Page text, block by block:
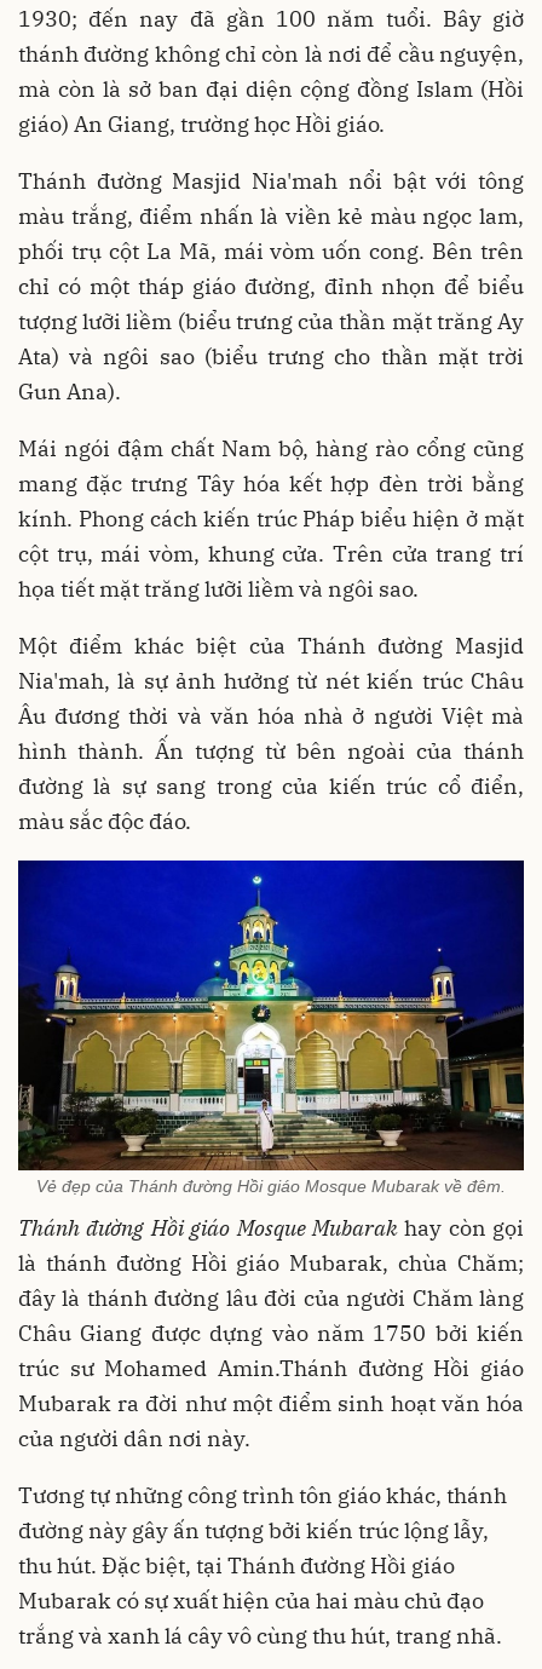
1930; đến nay đã gần 100 năm tuổi. Bây giờ
thánh đường không chỉ còn là nơi để cầu nguyện,
mà còn là sở ban đại diện cộng đồng Islam (Hồi
giáo) An Giang, trường học Hồi giáo.
Thánh đường Masjid Nia'mah nổi bật với tông
màu trắng, điểm nhấn là viền kẻ màu ngọc lam,
phối trụ cột La Mã, mái vòm uốn cong. Bên trên
chỉ có một tháp giáo đường, đỉnh nhọn để biểu
tượng lưỡi liềm (biểu trưng của thần mặt trăng Ay
Ata) và ngôi sao (biểu trưng cho thần mặt trời
Gun Ana).
Mái ngói đậm chất Nam bộ, hàng rào cổng cũng
mang đặc trưng Tây hóa kết hợp đèn trời bằng
kính. Phong cách kiến trúc Pháp biểu hiện ở mặt
cột trụ, mái vòm, khung cửa. Trên cửa trang trí
họa tiết mặt trăng lưỡi liềm và ngôi sao.
Một điểm khác biệt của Thánh đường Masjid
Nia'mah, là sự ảnh hưởng từ nét kiến trúc Châu
Âu đương thời và văn hóa nhà ở người Việt mà
hình thành. Ấn tượng từ bên ngoài của thánh
đường là sự sang trong của kiến trúc cổ điển,
màu sắc độc đáo.
Vẻ đẹp của Thánh đường Hồi giáo Mosque Mubarak về đêm.
Thánh đường Hồi giáo Mosque Mubarakhay còn gọi
là thánh đường Hồi giáo Mubarak, chùa Chăm;
đây là thánh đường lâu đời của người Chăm làng
Châu Giang được dựng vào năm 1750 bởi kiến
trúc sư Mohamed Amin.Thánh đường Hồi giáo
Mubarak ra đời như một điểm sinh hoạt văn hóa
của người dân nơi này.
Tương tự những công trình tôn giáo khác, thánh
đường này gây ấn tượng bởi kiến trúc lộng lẫy,
thu hút. Đặc biệt, tại Thánh đường Hồi giáo
Mubarak có sự xuất hiện của hai màu chủ đạo
trắng và xanh lá cây vô cùng thu hút, trang nhã.